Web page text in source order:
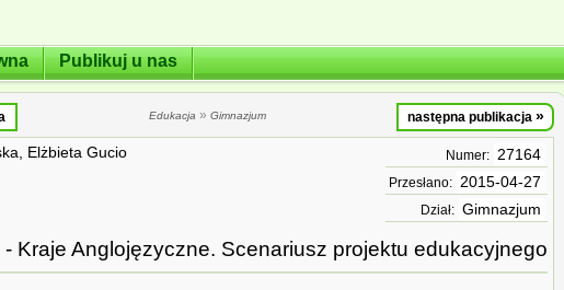
Publikuj u nas
Edukacja » Gimnazjum następna publikacja »
Elżbieta Gucio
Numer: 27164
Przesłano: 2015-04-27
Dział: Gimnazjum
Kraje Anglojęzyczne. Scenariusz projektu edukacyjnego